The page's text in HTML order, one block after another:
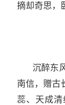
摘却奇思，
沉醉东
南信，赠古
蕊、天成